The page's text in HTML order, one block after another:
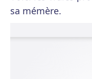
sa mémère.